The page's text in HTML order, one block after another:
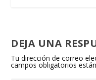
DEJA UNA
Tu dirección de correo
campos obligatorios